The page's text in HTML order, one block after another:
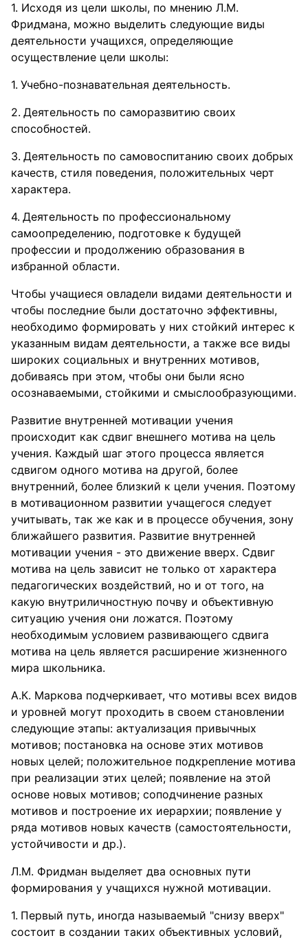
1. Исходя из цели школы, по мнению Л.М.
Фридмана, можно выделить следующие виды
деятельности учащихся, определяющие
осуществление цели школы:
Учебно-познавательная деятельность.
Деятельность по саморазвитию своих
способностей.
Деятельность по самовоспитанию своих добрых
качеств, стиля поведения, положительных черт
характера.
Деятельность по профессиональному
самоопределению, подготовке к будущей
профессии и продолжению образования в
избранной области.
Чтобы учащиеся овладели видами деятельности и
чтобы последние были достаточно эффективны,
необходимо формировать у них стойкий интерес к
указанным видам деятельности, а также все виды
широких социальных и внутренних мотивов,
добиваясь при этом, чтобы они были ясно
осознаваемыми, стойкими и смыслообразующими.
Развитие внутренней мотивации учения
происходит как сдвиг внешнего мотива на цель
учения. Каждый шаг этого процесса является
сдвигом одного мотива на другой, более
внутренний, более близкий к цели учения. Поэтому
в мотивационном развитии учащегося следует
учитывать, так же как и в процессе обучения, зону
ближайшего развития. Развитие внутренней
мотивации учения - это движение вверх. Сдвиг
мотива на цель зависит не только от характера
педагогических воздействий, но и от того, на
какую внутриличностную почву и объективную
ситуацию учения они ложатся. Поэтому
необходимым условием развивающего сдвига
мотива на цель является расширение жизненного
мира школьника.
А.К. Маркова подчеркивает, что мотивы всех видов
и уровней могут проходить в своем становлении
следующие этапы: актуализация привычных
мотивов; постановка на основе этих мотивов
новых целей; положительное подкрепление мотива
при реализации этих целей; появление на этой
основе новых мотивов; соподчинение разных
мотивов и построение их иерархии; появление у
ряда мотивов новых качеств (самостоятельности,
устойчивости и др.).
Л.М. Фридман выделяет два основных пути
формирования у учащихся нужной мотивации.
Первый путь, иногда называемый "снизу вверх"
состоит в создании таких объективных условий,